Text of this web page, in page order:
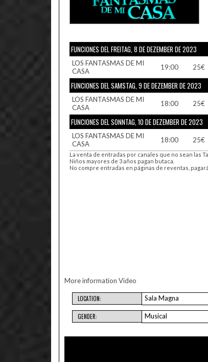
FUNCIONES DEL FREITAG, 8 DE DEZEMBER DE 2023
LOS FANTASMAS DE MI
CASA
19:00 25€
FUNCIONES DEL SAMSTAG, 9 DE DEZEMBER DE 2023
LOS FANTASMAS DE MI
CASA
18:00 25€
FUNCIONES DEL SONNTAG, 10 DE DEZEMBER DE 2023
LOS FANTASMAS DE MI
CASA
18:00 25€
La venta de entradas por canales que no sean las
Niños mayores de 3 años pagan butaca.
No compre entradas en páginas de reventas,
More information Video
LOCATION: Sala Magna
GENDER: Musical